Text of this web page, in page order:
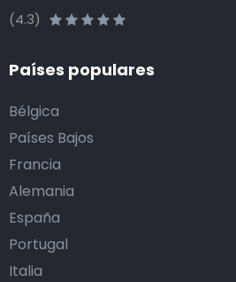
(4.3)
Países populares
Bélgica
Países Bajos
Francia
Alemania
España
Portugal
Italia